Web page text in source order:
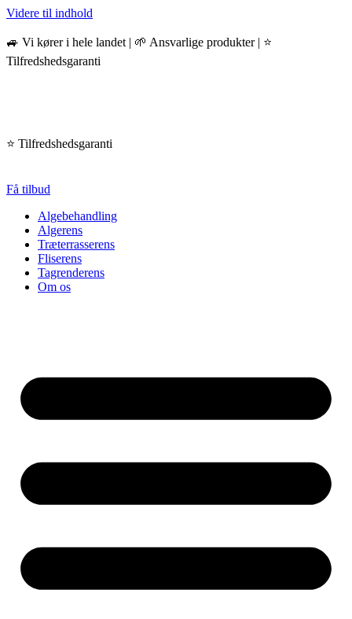
Videre til indhold
🚙 Vi kører i hele landet | 🌱 Ansvarlige produkter | ⭐️
Tilfredshedsgaranti
⭐️ Tilfredshedsgaranti
Få tilbud
Algebehandling
Algerens
Træterrasserens
Fliserens
Tagrenderens
Om os